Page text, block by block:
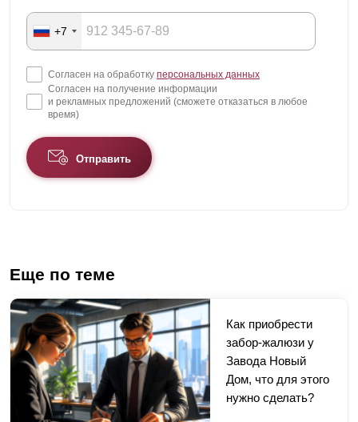
+7
Согласен на обработку персональных данных
Согласен на получение информации
и рекламных предложений (сможете отказаться в любое
время)
Отправить
Еще по теме
Как приобрести
забор-жалюзи у
Завода Новый
Дом, что для этого
нужно сделать?